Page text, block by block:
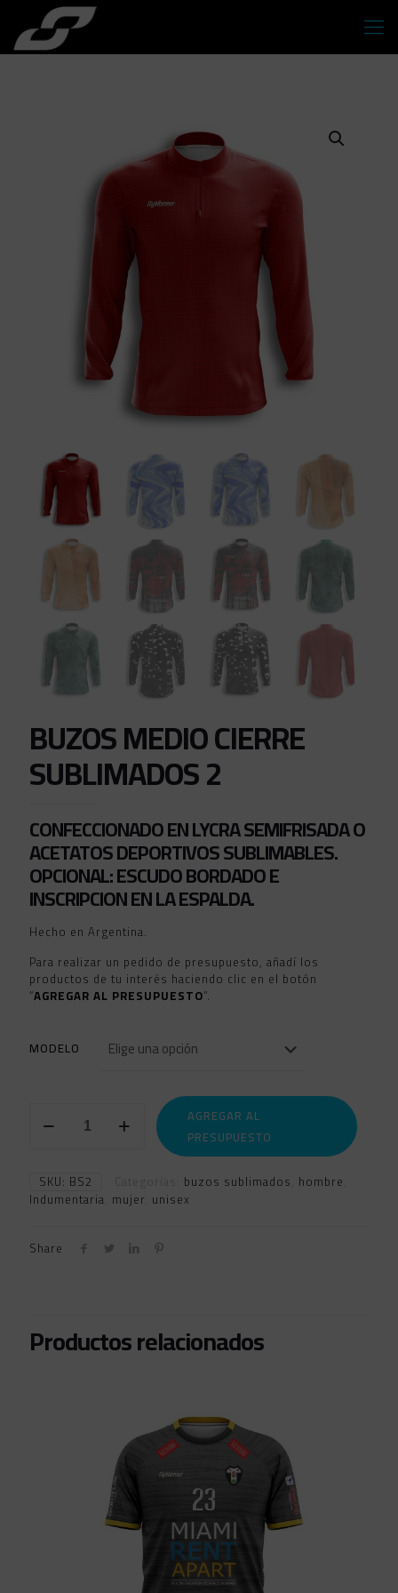
BUZOS MEDIO CIERRE
SUBLIMADOS 2
CONFECCIONADO EN LYCRA SEMIFRISADA O
ACETATOS DEPORTIVOS SUBLIMABLES.
OPCIONAL: ESCUDO BORDADO E
INSCRIPCION EN LA ESPALDA.
Hecho en Argentina.
Para realizar un pedido de presupuesto, añadí los
productos de tu interés haciendo clic en el botón
“AGREGAR AL PRESUPUESTO”.
MODELO
MEDIO
cantidad
AGREGAR AL
PRESUPUESTO
SKU: BS2 Categorías: buzos sublimados hombre
Indumentaria mujer unisex
Share
Productos relacionados